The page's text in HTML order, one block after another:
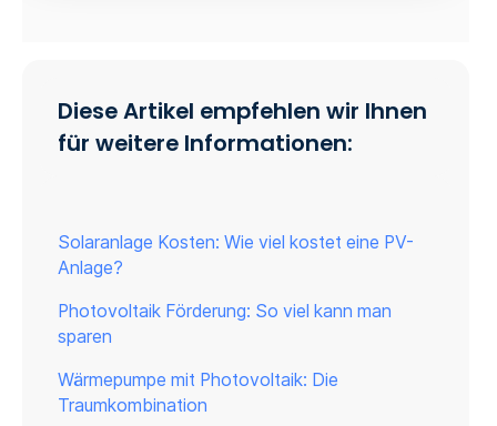
Diese Artikel empfehlen wir Ihnen
für weitere Informationen:
Solaranlage Kosten: Wie viel kostet eine PV-
Anlage?
Photovoltaik Förderung: So viel kann man
sparen
Wärmepumpe mit Photovoltaik: Die
Traumkombination